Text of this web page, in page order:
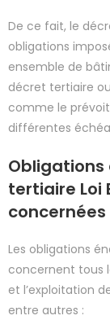
De ce fait, le
obligations
ensemble de
décret tertiaire
comme le
différentes
tertiaire Loi
concernées
Les obligations
concernent tous
et l’exploitation
entre autres :